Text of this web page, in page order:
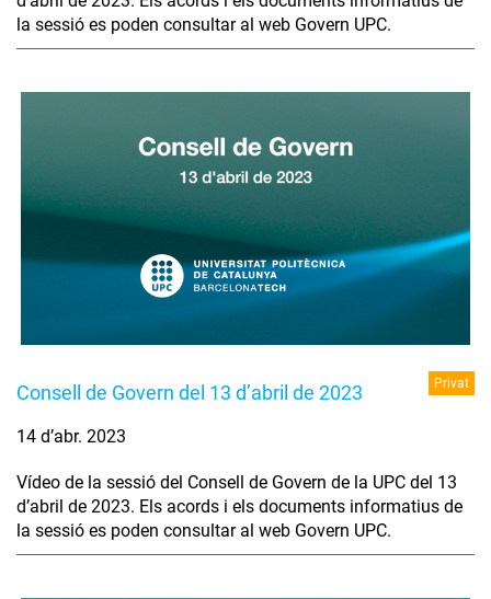
la sessió es poden consultar al web Govern UPC.
Consell de Govern del 13 d’abril de 2023 Privat
14 d’abr. 2023
Vídeo de la sessió del Consell de Govern de la UPC del 13
d’abril de 2023. Els acords i els documents informatius de
la sessió es poden consultar al web Govern UPC.